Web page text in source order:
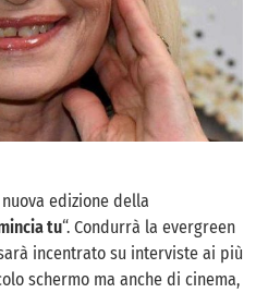
edizione della
tu“. Condurrà la evergreen
incentrato su interviste ai più
schermo ma anche di cinema,